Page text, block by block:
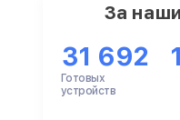
За
31 692
Готовых
устройств